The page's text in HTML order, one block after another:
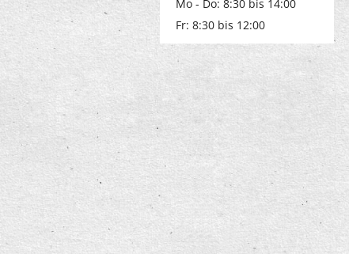
Mo - Do: 8:30 bis 14:00
Fr: 8:30 bis 12:00